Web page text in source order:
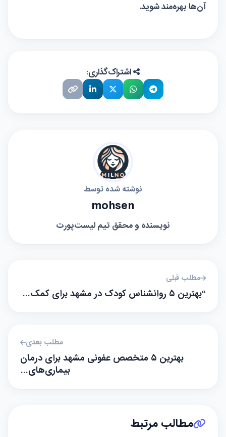
آن‌ها بهره‌مند شوید.
اشتراک‌گذاری:
نوشته شده توسط
mohsen
نویسنده و محقق تیم لیست‌پورت
مطلب قبلی
“بهترین ۵ روانشناس کودک در مشهد برای کمک…
مطلب بعدی
بهترین ۵ متخصص عفونی مشهد برای درمان
بیماری‌های…
مطالب مرتبط